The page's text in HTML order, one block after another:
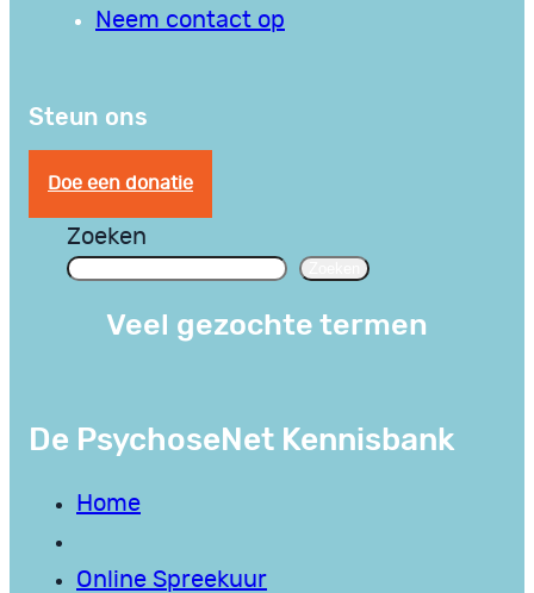
Neem contact op
Steun ons
Doe een donatie
Zoeken
Veel gezochte termen
De PsychoseNet Kennisbank
Home
Online Spreekuur